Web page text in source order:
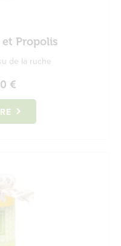
Propolis
de la ruche
€